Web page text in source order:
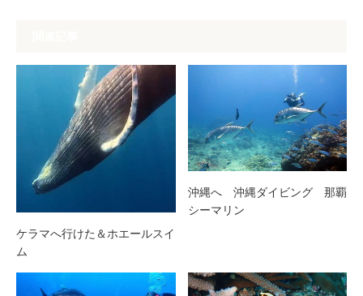
ケラマへ行けた＆ホエールスイ
ム
沖縄へ 沖縄ダイビング 那覇
シーマリン